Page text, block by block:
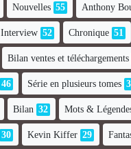
Nouvelles 55 Anthony
Interview 52 Chronique 51
Bilan ventes et téléchargements
46 Série en plusieurs tomes
Bilan 32 Mots &
30 Kevin Kiffer 29